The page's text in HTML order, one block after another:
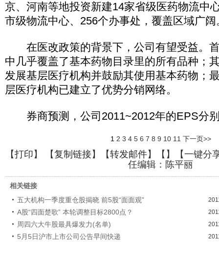
京、河南等地投资新建14家省级医药物流中
市级物流中心、256个办事处，覆盖区域广阔
在医改政策的背景下，公司有望受益。
中几乎覆盖了基本药物目录里的所有品种；
发展基层医疗机构并鼓励其使用基本药物；
层医疗机构已建立了优势分销网络。
券商预测，公司2011~2012年的EPS分别
1 2 3 4 5 6 7 8 9 10 11 下一页>>
【打印】 【复制链接】【转发邮件】【 】
【一键分
任编辑：陈平丽
相关链接
五大机构一季度重仓股揭晓 前5股“面面观”
A股“四面楚歌” 本轮调整目标2800点？
周四六大牛股最具爆发力(名单)
5月5日沪市上市公司公告早间快递